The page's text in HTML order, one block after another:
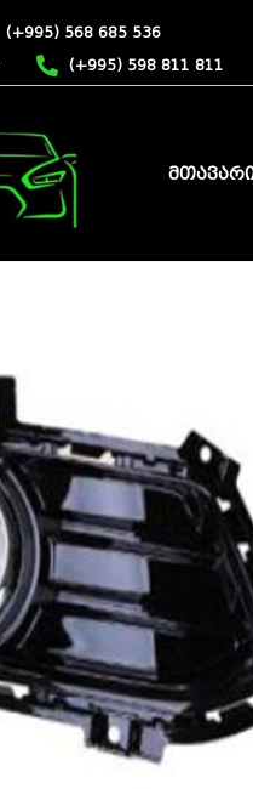
(+995) 568 685 536
(+995) 598 811 811